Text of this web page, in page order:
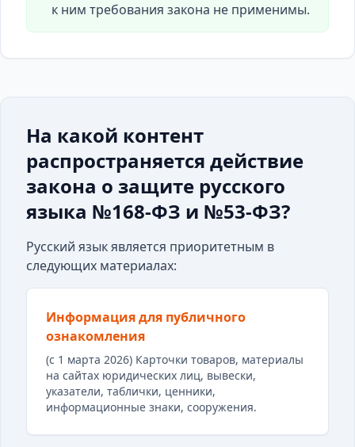
к ним требования закона не применимы.
На какой контент
распространяется действие
закона о защите русского
языка №168-ФЗ и №53-ФЗ?
Русский язык является приоритетным в
следующих материалах:
Информация для публичного
ознакомления
(с 1 марта 2026) Карточки товаров, материалы
на сайтах юридических лиц, вывески,
указатели, таблички, ценники,
информационные знаки, сооружения.